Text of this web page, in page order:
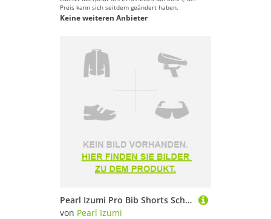
Preis kann sich seitdem geändert haben.
Keine weiteren Anbieter
Pearl Izumi Pro Bib Shorts Schwarz S Frau
von Pearl Izumi